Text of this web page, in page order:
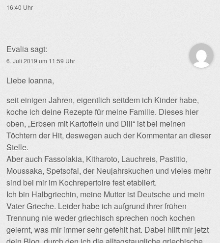
16:40 Uhr
Evaliasagt:
6. Juli 2019 um 11:59 Uhr
Liebe Ioanna,
seit einigen Jahren, eigentlich seitdem ich Kinder habe,
koche ich deine Rezepte für meine Familie. Dieses hier
oben, „Erbsen mit Kartoffeln und Dill“ ist bei meinen
Töchtern der Hit, deswegen auch der Kommentar an dieser
Stelle.
Aber auch Fassolakia, Kitharoto, Lauchreis, Pastitio,
Moussaka, Spetsofai, der Neujahrskuchen und vieles mehr
sind bei mir im Kochrepertoire fest etabliert.
Ich bin Halbgriechin, meine Mutter ist Deutsche und mein
Vater Grieche. Leider habe ich aufgrund ihrer frühen
Trennung nie weder griechisch sprechen noch kochen
gelernt, was mir immer sehr gefehlt hat. Dabei hilft mir jetzt